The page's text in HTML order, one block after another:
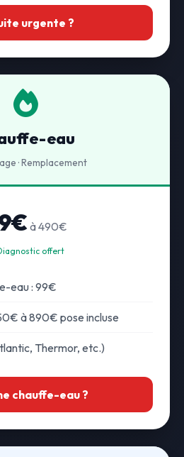
urgente ?
eau
· Remplacement
à 490€
offert
eau : 99€
à 890€ pose incluse
Thermor, etc.)
chauffe-eau ?